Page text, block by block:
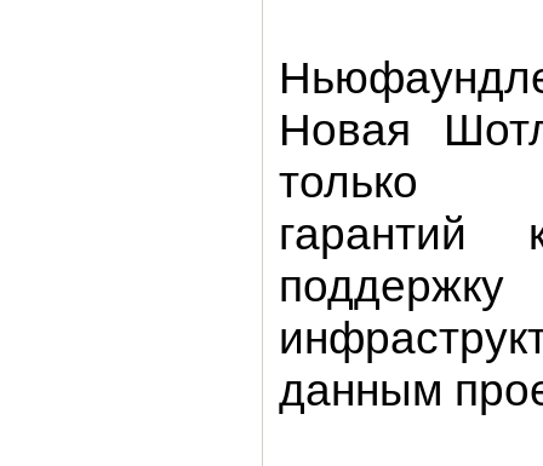
Новая
только
данным